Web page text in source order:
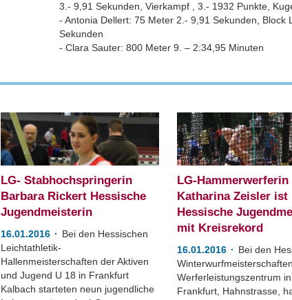
3.- 9,91 Sekunden, Vierkampf , 3.- 1932 Punkte,
- Antonia Dellert: 75 Meter 2.- 9,91 Sekunden,
Sekunden
- Clara Sauter: 800 Meter 9. – 2:34,95 Minuten
LG- Stabhochspringerin
Barbara Rickert Hessische
Jugendmeisterin
16.01.2016
Bei den Hessischen
Leichtathletik-
Hallenmeisterschaften der Aktiven
und Jugend U 18 in Frankfurt
Kalbach starteten neun jugendliche
LG-Hammerwerferin
Katharina Zeisler ist
Hessische
mit Kreisrekord
16.01.2016
Bei den
Werferleistungszentrum in
Frankfurt, Hahnstrasse,